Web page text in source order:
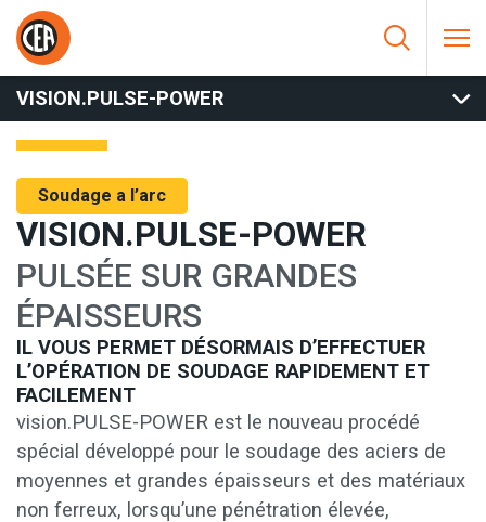
Aller au contenu
HOME/
SPÉCIAUX MIG
VISION.PULSE-POWER
Soudage a l’arc
VISION.PULSE-POWER
PULSÉE SUR GRANDES
ÉPAISSEURS
IL VOUS PERMET DÉSORMAIS D’EFFECTUER
L’OPÉRATION DE SOUDAGE RAPIDEMENT ET
FACILEMENT
vision.PULSE-POWER est le nouveau procédé
spécial développé pour le soudage des aciers de
moyennes et grandes épaisseurs et des matériaux
non ferreux, lorsqu’une pénétration élevée,